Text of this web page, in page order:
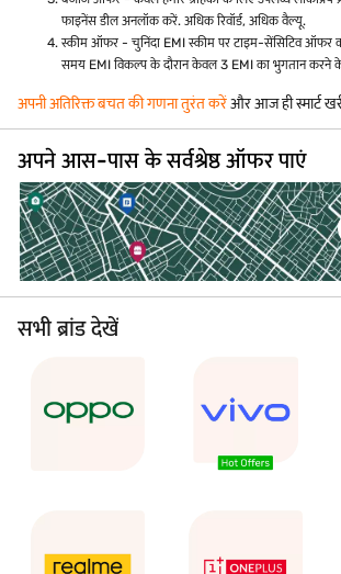
फाइनेंस डील अनलॉक करें. अधिक रिवॉर्ड, अधिक वैल्यू.
स्कीम ऑफर - चुनिंदा EMI स्कीम पर टाइम-सेंसिटिव
समय EMI विकल्प के दौरान केवल 3 EMI का भुगतान करने के
अपनी अतिरिक्त बचत की गणना तुरंत करेंऔर आज ही स्मार्ट
अपने आस-पास के सर्वश्रेष्ठ ऑफर पाएं
सभी ब्रांड देखें